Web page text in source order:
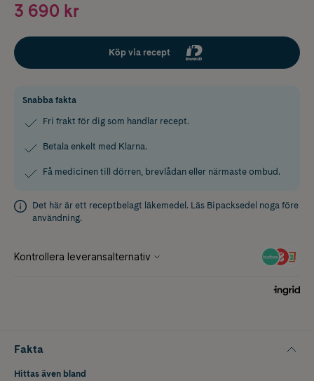
3 690 kr
Köp via recept
Snabba fakta
Fri frakt för dig som handlar recept.
Betala enkelt med Klarna.
Få medicinen till dörren, brevlådan eller närmaste ombud.
Det här är ett receptbelagt läkemedel. Läs Bipacksedel noga före
användning.
Fakta
Hittas även bland